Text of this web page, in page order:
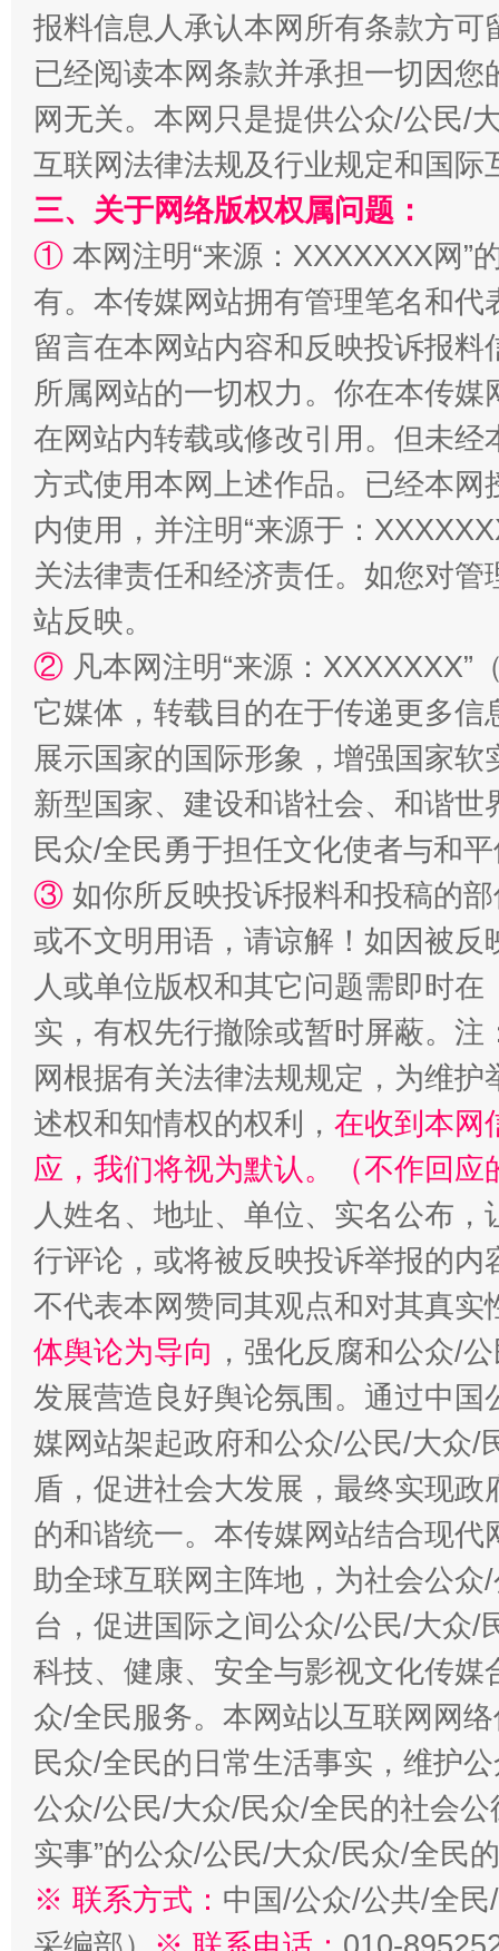
全民健身五年计划来了！等你上场
阿坝州三大球赛在茂县开幕 规模
国家大学科技园优化重塑工作
扯下公款旅游的“隐身衣” 如何以
“蜀中异人”王建安的艺术幻境
报料信息人承认本网所有条款方
已经阅读本网条款并承担一切因
网无关。本网只是提供公众/公民/
互联网法律法规及行业规定和国
三、关于网络版权权属问题：
① 本网注明“来源：XXXXXXX网”
有。本传媒网站拥有管理笔名和
留言在本网站内容和反映投诉报
所属网站的一切权力。你在本传
在网站内转载或修改引用。但未
方式使用本网上述作品。已经本
内使用，并注明“来源于：
关法律责任和经济责任。如您对
站反映。
② 凡本网注明“来源：
它媒体，转载目的在于传递更多
展示国家的国际形象，增强国家
新型国家、建设和谐社会、和谐
民众/全民勇于担任文化使者与和
③ 如你所反映投诉报料和投稿的
或不文明用语，请谅解！如因被
人或单位版权和其它问题需即时在
实，有权先行撤除或暂时屏蔽。
网根据有关法律法规规定，为维
述权和知情权的权利， 在收到本网
应，我们将视为默认。（不作回应
人姓名、地址、单位、实名公布
行评论，或将被反映投诉举报的
不代表本网赞同其观点和对其真实
体舆论为导向 ，强化反腐和公众/
发展营造良好舆论氛围。通过中
媒网站架起政府和公众/公民/大众/
盾，促进社会大发展，最终实现
的和谐统一。本传媒网站结合现
助全球互联网主阵地，为社会公
台，促进国际之间公众/公民/大众/
科技、健康、安全与影视文化传
众/全民服务。本网站以互联网网
民众/全民的日常生活事实，维护
公众/公民/大众/民众/全民的社会公
实事”的公众/公民/大众/民众/全民
※ 联系方式： 中国/公众/公共/全